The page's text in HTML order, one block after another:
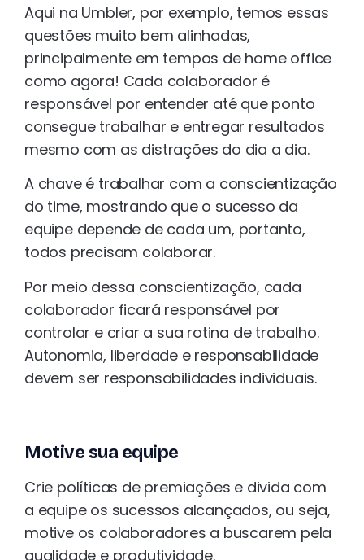
Aqui na Umbler, por exemplo, temos essas
questões muito bem alinhadas,
principalmente em tempos de home office
como agora! Cada colaborador é
responsável por entender até que ponto
consegue trabalhar e entregar resultados
mesmo com as distrações do dia a dia.
A chave é trabalhar com a conscientização
do time, mostrando que o sucesso da
equipe depende de cada um, portanto,
todos precisam colaborar.
Por meio dessa conscientização, cada
colaborador ficará responsável por
controlar e criar a sua rotina de trabalho.
Autonomia, liberdade e responsabilidade
devem ser responsabilidades individuais.
Motive sua equipe
Crie políticas de premiações e divida com
a equipe os sucessos alcançados, ou seja,
motive os colaboradores a buscarem pela
qualidade e produtividade.